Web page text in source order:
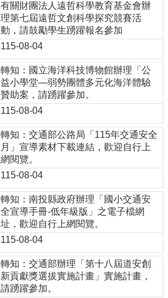
有關財團法人遠哲科學教育基金會辦
理第七屆遠哲文創科學探究競賽活
動，請鼓勵學生踴躍報名參加
115-08-04
轉知：國立海洋科技博物館辦理「公
益小學堂—弱勢團體多元化海洋體驗
贊助案，請踴躍參加。
115-08-04
轉知：交通部公路局「115年交通安全
月」宣導素材下載連結，歡迎自行上
網閱覽。
115-08-04
轉知：南投縣政府辦理「國小交通安
全宣導手冊-低年級版」之電子檔網
址，歡迎自行上網閱覽。
115-08-04
轉知：交通部辦理「第十八屆道安創
新貢獻獎選拔實施計畫」實施計畫，
請踴躍參加。